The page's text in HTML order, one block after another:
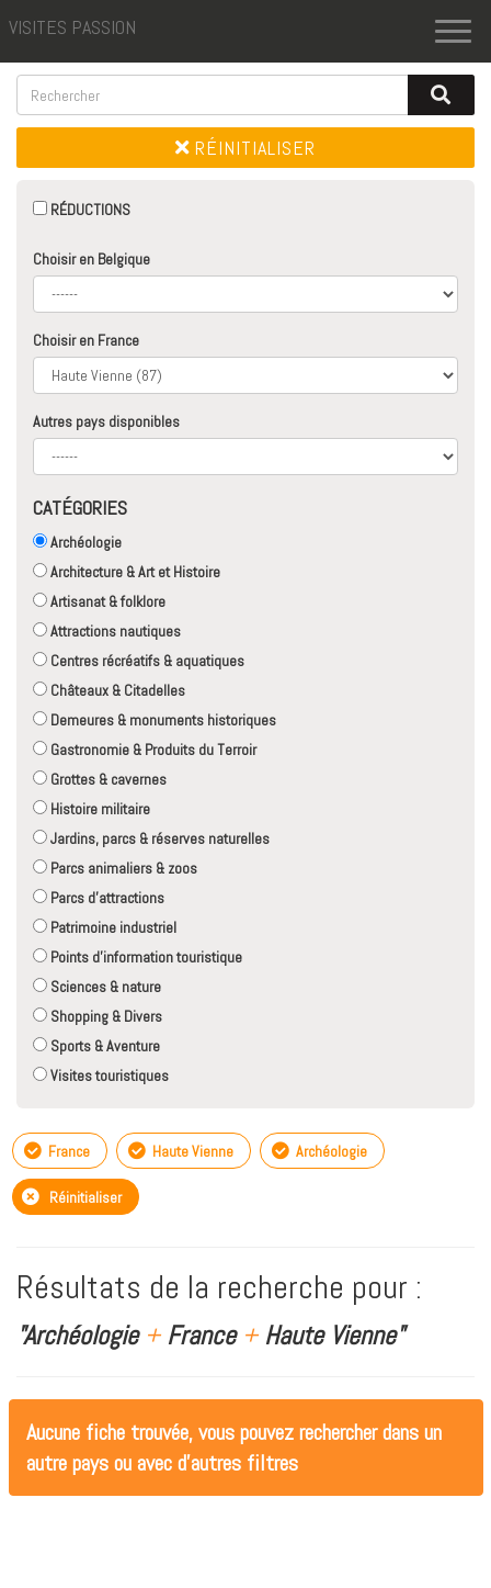
VISITES PASSION
RÉINITIALISER
RÉDUCTIONS
Choisir en Belgique
Choisir en France
Autres pays disponibles
CATÉGORIES
Archéologie
Architecture & Art et Histoire
Artisanat & folklore
Attractions nautiques
Centres récréatifs & aquatiques
Châteaux & Citadelles
Demeures & monuments historiques
Gastronomie & Produits du Terroir
Grottes & cavernes
Histoire militaire
Jardins, parcs & réserves naturelles
Parcs animaliers & zoos
Parcs d'attractions
Patrimoine industriel
Points d'information touristique
Sciences & nature
Shopping & Divers
Sports & Aventure
Visites touristiques
France Haute Vienne Archéologie
Réinitialiser
Résultats de la recherche pour :
"Archéologie +France +Haute Vienne"
Aucune fiche trouvée, vous pouvez rechercher dans un
autre pays ou avec d'autres filtres